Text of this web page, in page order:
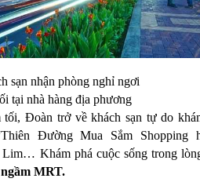
sạn nhận phòng nghỉ ngơi
tại nhà hàng địa phương
Đoàn trở về khách sạn tự do
Đường Mua Sắm Shopping
Lim… Khám phá cuộc sống trong